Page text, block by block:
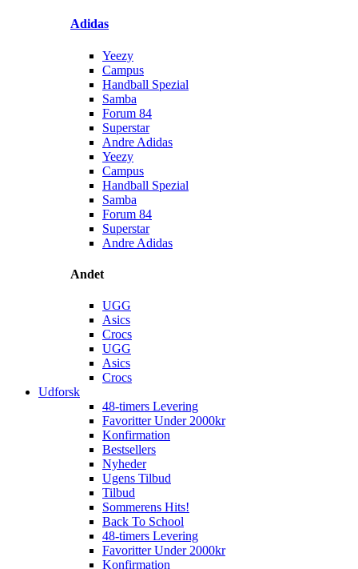
Adidas
Yeezy
Campus
Handball Spezial
Samba
Forum 84
Superstar
Andre Adidas
Yeezy
Campus
Handball Spezial
Samba
Forum 84
Superstar
Andre Adidas
Andet
UGG
Asics
Crocs
UGG
Asics
Crocs
Udforsk
48-timers Levering
Favoritter Under 2000kr
Konfirmation
Bestsellers
Nyheder
Ugens Tilbud
Tilbud
Sommerens Hits!
Back To School
48-timers Levering
Favoritter Under 2000kr
Konfirmation